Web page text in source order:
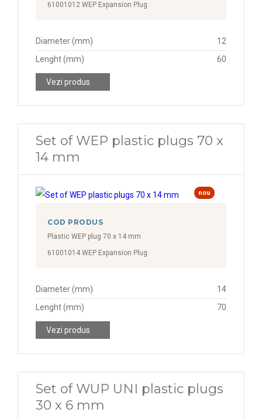
61001012 WEP Expansion Plug
Diameter (mm)
12
Lenght (mm)
60
Vezi produs
Set of WEP plastic plugs 70 x
14 mm
nou
COD PRODUS
Plastic WEP plug 70 x 14 mm
61001014 WEP Expansion Plug
Diameter (mm)
14
Lenght (mm)
70
Vezi produs
Set of WUP UNI plastic plugs
30 x 6 mm